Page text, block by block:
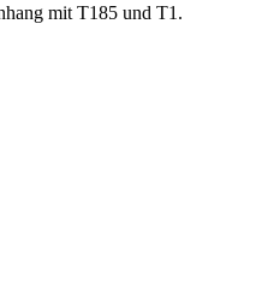
mit T185 und T1.